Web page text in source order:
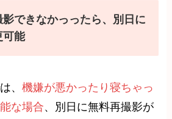
影できなかっったら、別日に
可能
、機嫌が悪かったり寝ちゃっ
な場合、別日に無料再撮影が